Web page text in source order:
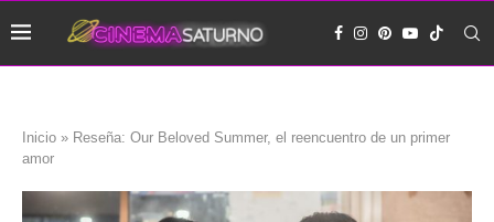
Inicio » Reseña: Our Beloved Summer, el reencuentro de un primer
amor